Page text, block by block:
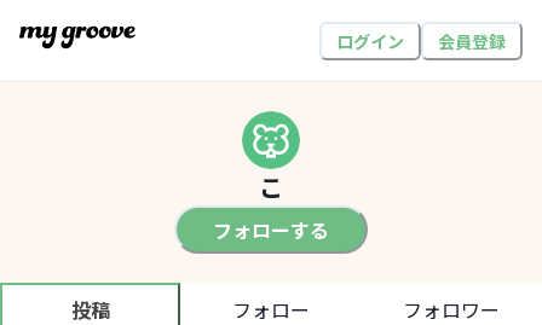
ログイン 会員登録
こ
フォローする
投稿 フォロー フォロワー